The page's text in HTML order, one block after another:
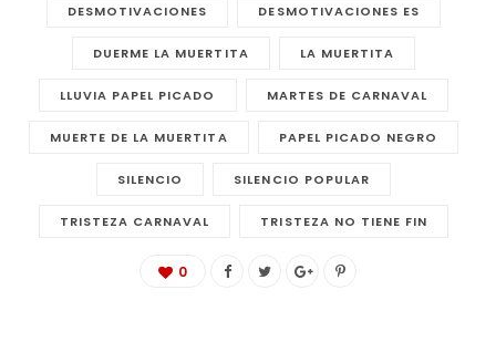
DESMOTIVACIONES DESMOTIVACIONES ES
DUERME LA MUERTITA LA MUERTITA
LLUVIA PAPEL PICADO MARTES DE CARNAVAL
MUERTE DE LA MUERTITA PAPEL PICADO NEGRO
SILENCIO SILENCIO POPULAR
TRISTEZA CARNAVAL TRISTEZA NO TIENE FIN
0